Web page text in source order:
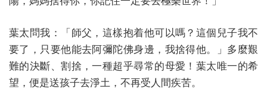
葉太問我：「師父，這樣抱着他可以嗎？這個兒子我不
要了，只要他能去阿彌陀佛身邊，我捨得他。」多麼艱
難的決斷、割捨，一種超乎尋常的母愛！葉太唯一的希
望，便是送孩子去淨土，不再受人間疾苦。